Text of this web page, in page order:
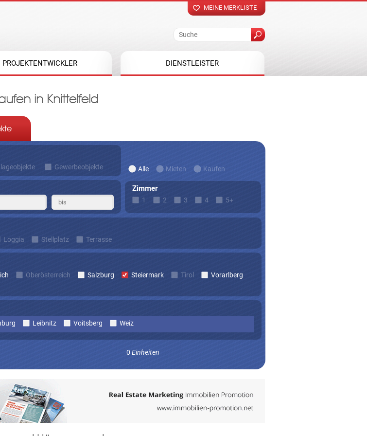
MEINE MERKLISTE
PROJEKTENTWICKLER DIENSTLEISTER
in Knittelfeld
Gewerbeobjekte Alle Mieten Kaufen
Zimmer
1 2 3 4 5+
Loggia Stellplatz Terrasse
Oberösterreich Salzburg Steiermark Tirol
Vorarlberg
Leibnitz Voitsberg Weiz
0 Einheiten
die zu Ihren Suchkriterien passen zu erhalten.